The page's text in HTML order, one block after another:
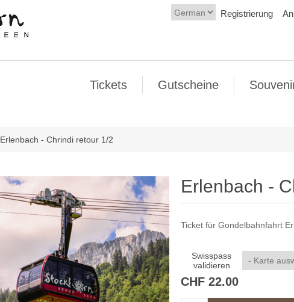
Registrierung
Tickets Gutscheine
Erlenbach - Chrindi retour 1/2
Erlenbach -
Ticket für Gondelbahnfahrt
Swisspass
validieren
CHF 22.00